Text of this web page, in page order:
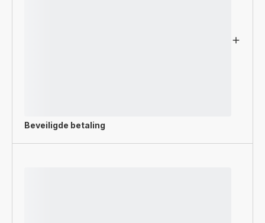
Beveiligde betaling